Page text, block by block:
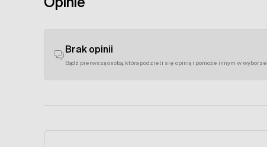
Brak opinii
Bądź pierwszą osobą, która podzieli się opinią i pomoże innym w wyborze.